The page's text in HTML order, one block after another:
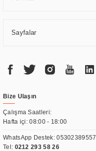
Sayfalar
Bize Ulaşın
Çalışma Saatleri:
Hafta içi: 08:00 - 18:00
WhatsApp Destek:05302389557
Tel: 0212 293 58 26